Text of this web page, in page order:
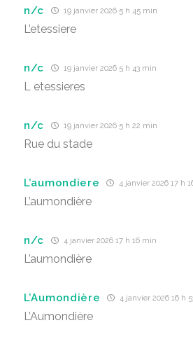
n/c 19 janvier 2026 5 h 45 min
L’etessiere
n/c 19 janvier 2026 5 h 43 min
L etessieres
n/c 19 janvier 2026 5 h 22 min
Rue du stade
L’aumondiere 4 janvier 2026 17 h
L’aumondière
n/c 4 janvier 2026 17 h 16 min
L’aumondière
L’Aumondière 4 janvier 2026 16 h
L’Aumondière